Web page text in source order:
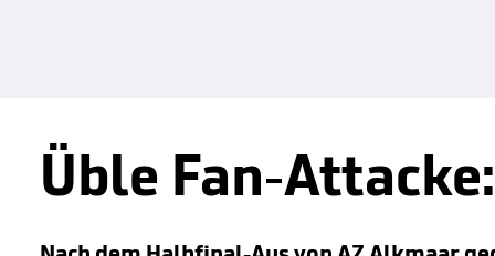
Üble Fan-